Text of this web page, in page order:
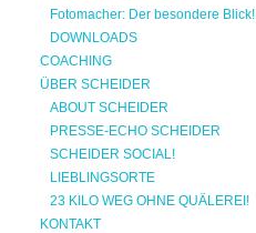
Fotomacher: Der besondere Blick!
DOWNLOADS
COACHING
ÜBER SCHEIDER
ABOUT SCHEIDER
PRESSE-ECHO SCHEIDER
SCHEIDER SOCIAL!
LIEBLINGSORTE
23 KILO WEG OHNE QUÄLEREI!
KONTAKT